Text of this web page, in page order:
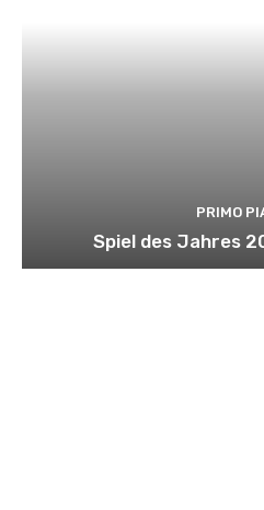
PRIMO
Spiel des Jahres